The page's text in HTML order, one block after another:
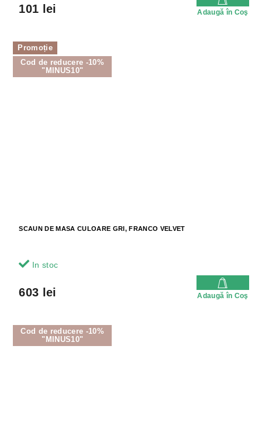
101 lei Adaugă în Coş
Promoție
Cod de reducere -10%
"MINUS10"
SCAUN DE MASA CULOARE GRI, FRANCO VELVET
In stoc
603 lei Adaugă în Coş
Cod de reducere -10%
"MINUS10"